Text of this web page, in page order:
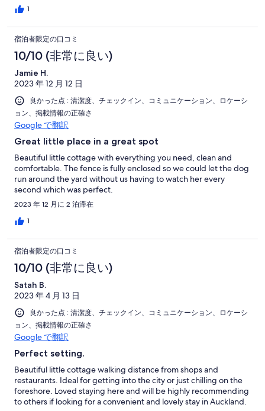
1
宿泊者限定の口コミ
10/10 (非常に良い)
Jamie H.
2023 年 12 月 12 日
良かった点 : 清潔度、チェックイン、コミュニケーション、ロケーシ
ョン、掲載情報の正確さ
Google で翻訳
Great little place in a great spot
Beautiful little cottage with everything you need, clean and
comfortable. The fence is fully enclosed so we could let the dog
run around the yard without us having to watch her every
second which was perfect.
2023 年 12 月に 2 泊滞在
1
宿泊者限定の口コミ
10/10 (非常に良い)
Satah B.
2023 年 4 月 13 日
良かった点 : 清潔度、チェックイン、コミュニケーション、ロケーシ
ョン、掲載情報の正確さ
Google で翻訳
Perfect setting.
Beautiful little cottage walking distance from shops and
restaurants. Ideal for getting into the city or just chilling on the
foreshore. Loved staying here and will be highly recommending
to others if looking for a convenient and lovely stay in Auckland.